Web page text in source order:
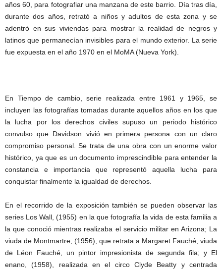
años 60, para fotografiar una manzana de este barrio. Día tras día,
durante dos años, retrató a niños y adultos de esta zona y se
adentró en sus viviendas para mostrar la realidad de negros y
latinos que permanecían invisibles para el mundo exterior. La serie
fue expuesta en el año 1970 en el MoMA (Nueva York).
En Tiempo de cambio, serie realizada entre 1961 y 1965, se
incluyen las fotografías tomadas durante aquellos años en los que
la lucha por los derechos civiles supuso un periodo histórico
convulso que Davidson vivió en primera persona con un claro
compromiso personal. Se trata de una obra con un enorme valor
histórico, ya que es un documento imprescindible para entender la
constancia e importancia que representó aquella lucha para
conquistar finalmente la igualdad de derechos.
En el recorrido de la exposición también se pueden observar las
series Los Wall, (1955) en la que fotografía la vida de esta familia a
la que conoció mientras realizaba el servicio militar en Arizona; La
viuda de Montmartre, (1956), que retrata a Margaret Fauché, viuda
de Léon Fauché, un pintor impresionista de segunda fila; y El
enano, (1958), realizada en el circo Clyde Beatty y centrada